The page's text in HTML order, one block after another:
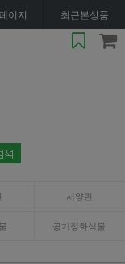
이지 최근본상품
서양란
공기정화식물